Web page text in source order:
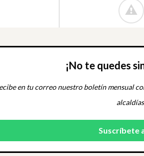
¡No te quedes
en tu correo nuestro boletín mensual